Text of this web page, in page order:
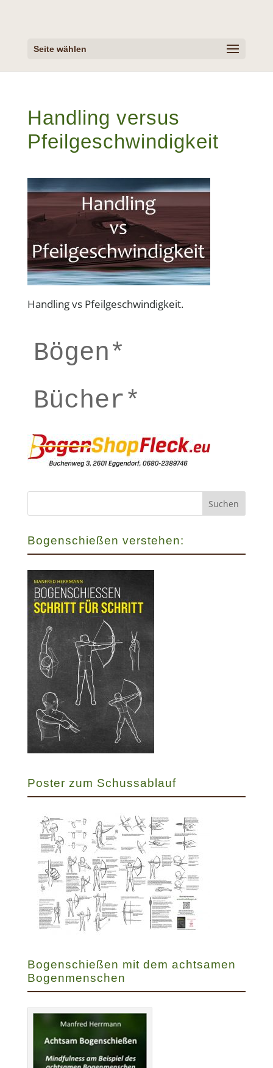
Seite wählen
Handling versus
Pfeilgeschwindigkeit
Handling vs Pfeilgeschwindigkeit.
Bögen*
Bücher*
Bogenschießen verstehen:
Poster zum Schussablauf
Bogenschießen mit dem achtsamen
Bogenmenschen